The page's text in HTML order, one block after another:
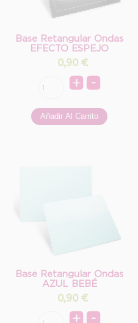
Base Retangular Ondas
EFECTO ESPEJO
0,90 €
Base Retangular Ondas
AZUL BEBÉ
0,90 €